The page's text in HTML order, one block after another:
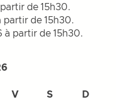
de 15h30.
partir de 15h30.
à partir de 15h30.
V S D